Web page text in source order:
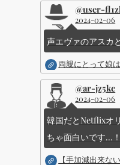
@user-
2024-02-06
声エヴァのアスカ
両親にとって娘
@ar-jz5kc
2024-02-06
韓国だとNetflixオ
ちゃ面白いです...
【手加減出来な